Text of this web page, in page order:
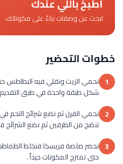
ابحث عن وصفات بناءً على مكوناتك.
خطوات التحضير
1 نحمي الزيت ونقلي فيه
شكل طبقة واحدة في طبق التقديم
2 نحمي الفرن ثم نضع شرائح اللحم
تنضج من الطرفين ثم نضع الشرائح
3 نحضر صلصة فريسكا فنخلط
حتى تمتزج المكونات جيداً .